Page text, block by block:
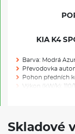
KIA K4
Barva: Modrá
Převodovka
Pohon předních
Výkon (kW/k): 110/
Skladové